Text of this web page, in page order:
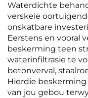
Waterdichte
verskeie
onskatbare
Eerstens en vooral
beskerming teen
waterinfiltrasie te
betonverval,
Hierdie
van jou gebou